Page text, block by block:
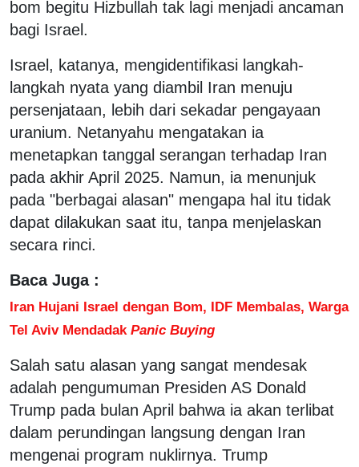
bom begitu Hizbullah tak lagi menjadi ancaman
bagi Israel.
Israel, katanya, mengidentifikasi langkah-
langkah nyata yang diambil Iran menuju
persenjataan, lebih dari sekadar pengayaan
uranium. Netanyahu mengatakan ia
menetapkan tanggal serangan terhadap Iran
pada akhir April 2025. Namun, ia menunjuk
pada "berbagai alasan" mengapa hal itu tidak
dapat dilakukan saat itu, tanpa menjelaskan
secara rinci.
Baca Juga :
Iran Hujani Israel dengan Bom, IDF Membalas, Warga
Tel Aviv Mendadak Panic Buying
Salah satu alasan yang sangat mendesak
adalah pengumuman Presiden AS Donald
Trump pada bulan April bahwa ia akan terlibat
dalam perundingan langsung dengan Iran
mengenai program nuklirnya. Trump